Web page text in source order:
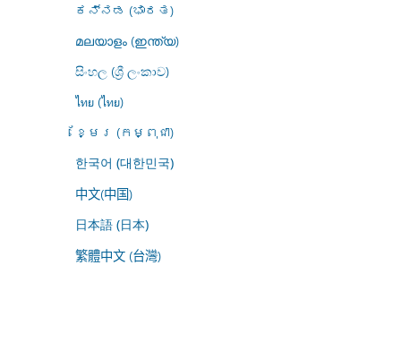
ಕನ್ನಡ (ಭಾರತ)
മലയാളം (ഇന്ത്യ)
සිංහල (ශ්‍රී ලංකාව)
ไทย (ไทย)
ខ្មែរ (កម្ពុជា)
한국어 (대한민국)
中文(中国)
日本語 (日本)
繁體中文 (台灣)